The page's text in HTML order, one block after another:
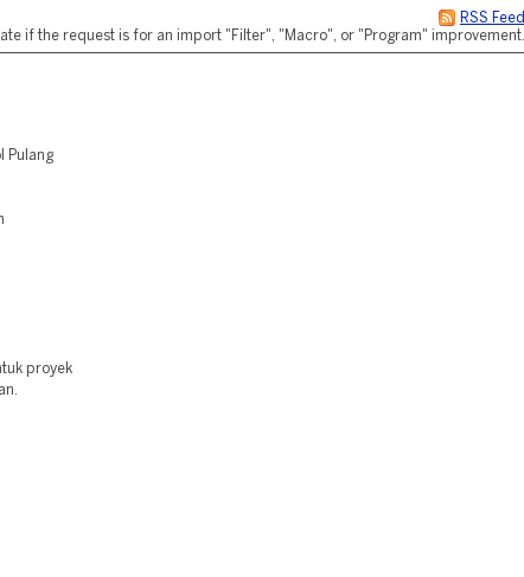
RSS Feed
if the request is for an import "Filter", "Macro", or "Program" improvement.
Pulang
proyek